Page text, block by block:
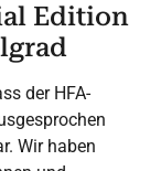
Edition
der HFA-
Wir haben